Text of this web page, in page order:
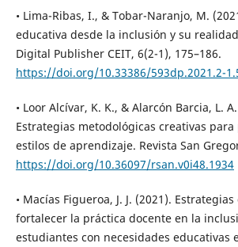
• Lima-Ribas, I., & Tobar-Naranjo, M.
educativa desde la inclusión y su
Digital Publisher CEIT, 6(2-1), 175–186.
https://doi.org/10.33386/593dp.2021.2-
• Loor Alcívar, K. K., & Alarcón Barcia, L.
Estrategias metodológicas creativas
estilos de aprendizaje. Revista San
https://doi.org/10.36097/rsan.v0i48.1934
• Macías Figueroa, J. J. (2021).
fortalecer la práctica docente en la
estudiantes con necesidades educativas